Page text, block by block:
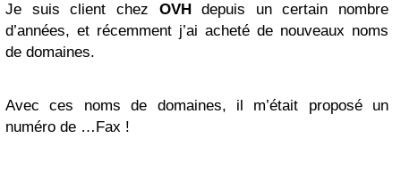
Je suis client chez OVHdepuis un certain nombre
d’années, et récemment j’ai acheté de nouveaux noms
de domaines.
Avec ces noms de domaines, il m’était proposé un
numéro de …Fax !